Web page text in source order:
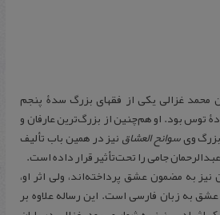
محمد غزالی یکی از فقهای بزرگ سدۀ پنجم
توس بود. او هم‌چنین از بزرگ‌ترین عارفان و
ویسوانح العشاقنیز در همین باب تألیف
جامی را تحت‌تأثیر قرار داده است.
به مضمون عشق پرداخته‌اند، ولی اثر او،
به زبان فارسی است. این رساله علاوه بر